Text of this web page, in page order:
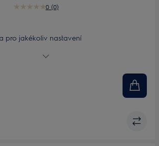
0 (0)
pro jakékoliv nastavení